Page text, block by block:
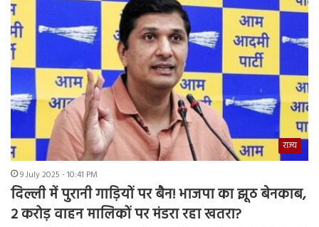
राज्य
9 July 2025 - 10:41 PM
दिल्ली में पुरानी गाड़ियों पर बैन! भाजपा का झूठ बेनकाब,
2 करोड़ वाहन मालिकों पर मंडरा रहा खतरा?